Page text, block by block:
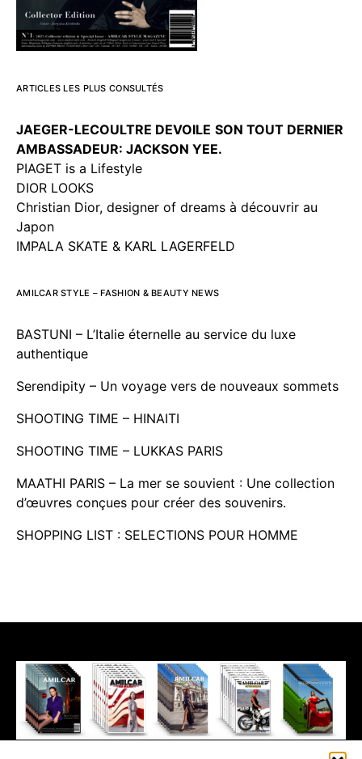
ARTICLES LES PLUS CONSULTÉS
JAEGER-LECOULTRE DEVOILE SON TOUT DERNIER
AMBASSADEUR: JACKSON YEE.
PIAGET is a Lifestyle
DIOR LOOKS
Christian Dior, designer of dreams à découvrir au
Japon
IMPALA SKATE & KARL LAGERFELD
AMILCAR STYLE – FASHION & BEAUTY NEWS
BASTUNI – L’Italie éternelle au service du luxe
authentique
Serendipity – Un voyage vers de nouveaux sommets
SHOOTING TIME – HINAITI
SHOOTING TIME – LUKKAS PARIS
MAATHI PARIS – La mer se souvient : Une collection
d’œuvres conçues pour créer des souvenirs.
SHOPPING LIST : SELECTIONS POUR HOMME